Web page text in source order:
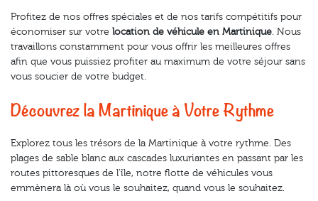
Profitez de nos offres spéciales et de nos tarifs compétitifs pour
économiser sur votre location de véhicule en Martinique. Nous
travaillons constamment pour vous offrir les meilleures offres
afin que vous puissiez profiter au maximum de votre séjour sans
vous soucier de votre budget.
Découvrez la Martinique à Votre Rythme
Explorez tous les trésors de la Martinique à votre rythme. Des
plages de sable blanc aux cascades luxuriantes en passant par les
routes pittoresques de l'île, notre flotte de véhicules vous
emmènera là où vous le souhaitez, quand vous le souhaitez.